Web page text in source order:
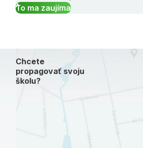
To ma zaujíma
Chcete
propagovať svoju
školu?